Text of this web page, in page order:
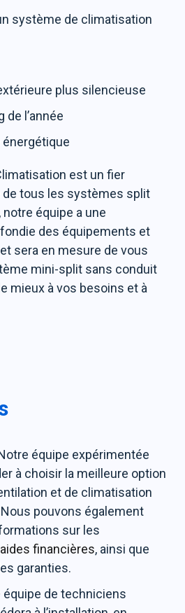
système de climatisation
plus silencieuse
l’année
est un fier
tous les systèmes split
équipe a une
des équipements et
sera en mesure de vous
mini-split sans conduit
mieux à vos besoins et à
équipe expérimentée
à choisir la meilleure option
et de climatisation
pouvons également
sur les
financières, ainsi que
garanties.
équipe de techniciens